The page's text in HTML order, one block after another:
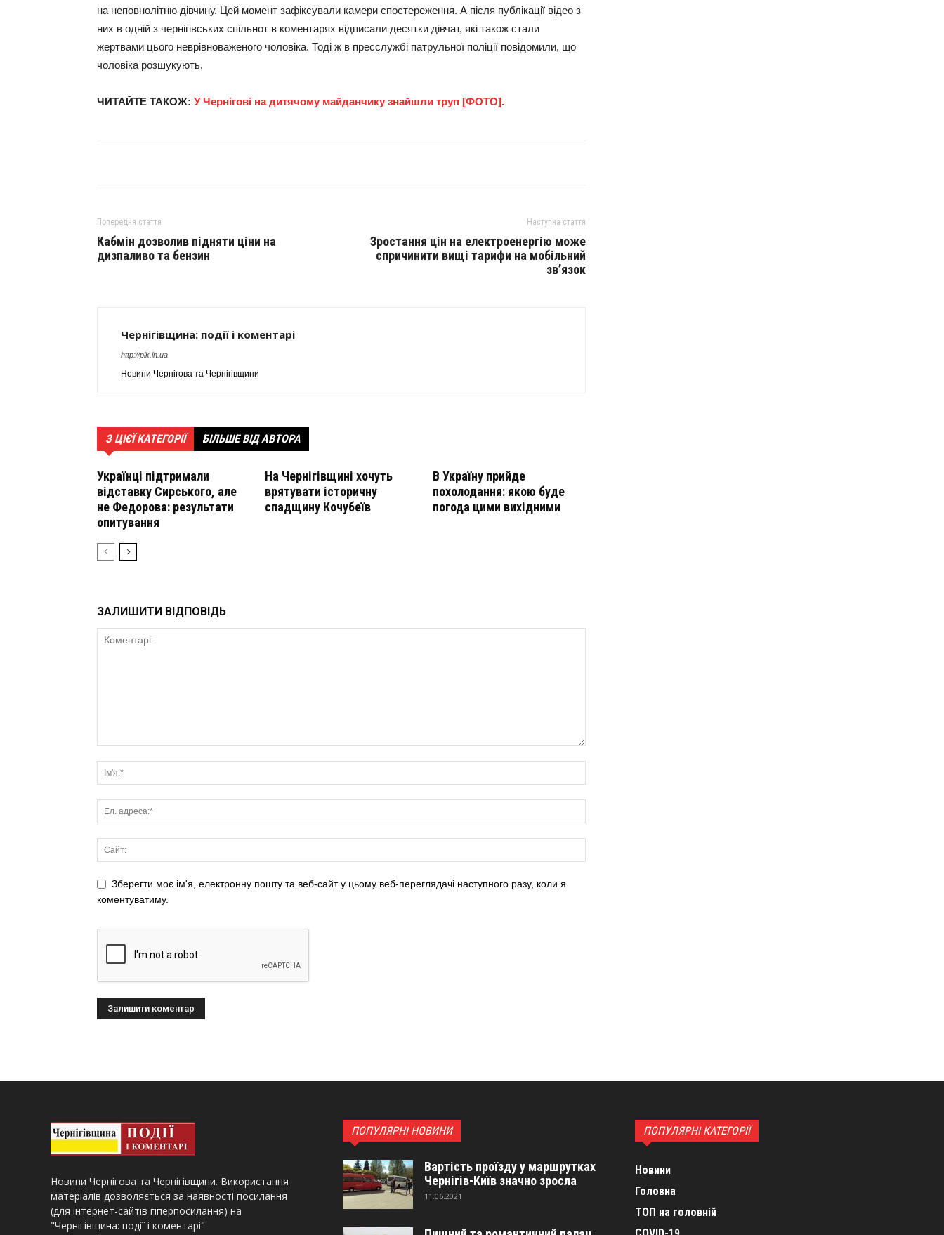
на неповнолітню дівчину. Цей момент зафіксували камери спостереження. А після публікації відео з
них в одній з чернігівських спільнот в коментарях відписали десятки дівчат, які також стали
жертвами цього неврівноваженого чоловіка. Тоді ж в пресслужбі патрульної поліції повідомили, що
чоловіка розшукують.
ЧИТАЙТЕ ТАКОЖ: У Чернігові на дитячому майданчику знайшли труп [ФОТО].
Попередня стаття
Кабмін дозволив підняти ціни на
дизпаливо та бензин
Наступна стаття
Зростання цін на електроенергію може
спричинити вищі тарифи на мобільний
зв’язок
Чернігівщина: події і коментарі
http://pik.in.ua
Новини Чернігова та Чернігівщини
З ЦІЄЇ КАТЕГОРІЇ БІЛЬШЕ ВІД АВТОРА
Українці підтримали
відставку Сирського, але
не Федорова: результати
опитування
На Чернігівщині хочуть
врятувати історичну
спадщину Кочубеїв
В Україну прийде
похолодання: якою буде
погода цими вихідними
ЗАЛИШИТИ ВІДПОВІДЬ
Зберегти моє ім'я, електронну пошту та веб-сайт у цьому веб-переглядачі наступного разу, коли я
коментуватиму.
Новини Чернігова та Чернігівщини. Використання
матеріалів дозволяється за наявності посилання
(для інтернет-сайтів гіперпосилання) на
"Чернігівщина: події і коментарі"
ПОПУЛЯРНІ НОВИНИ
Вартість проїзду у маршрутках
Чернігів-Київ значно зросла
11.06.2021
ПОПУЛЯРНІ КАТЕГОРІЇ
Новини
Головна
ТОП на головній